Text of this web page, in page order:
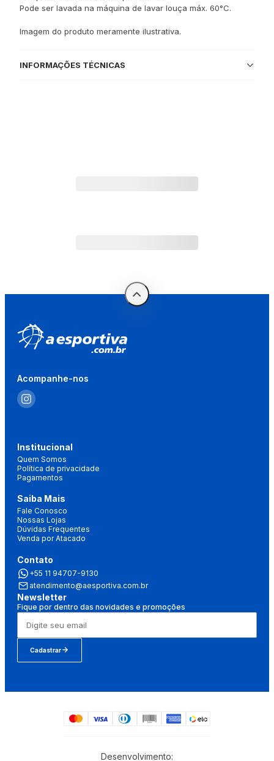
Pode ser lavada na máquina de lavar louça máx. 60°C.
Imagem do produto meramente ilustrativa.
INFORMAÇÕES TÉCNICAS
Acompanhe-nos
Institucional
Quem Somos
Política de privacidade
Pagamentos
Saiba Mais
Fale Conosco
Nossas Lojas
Dúvidas Frequentes
Venda por Atacado
Contato
+55 11 94707-9130
atendimento@aesportiva.com.br
Newsletter
Fique por dentro das novidades e promoções
Cadastrar
Desenvolvimento: